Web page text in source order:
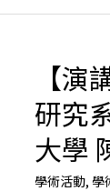
心
員
陸
輝
【
研究
大學
學術活動, 學
【演
通
知】
「中
國